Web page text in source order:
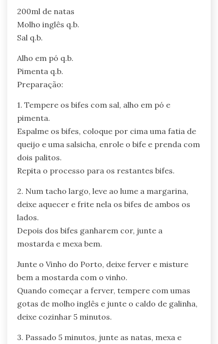
200ml de natas
Molho inglês q.b.
Sal q.b.
Alho em pó q.b.
Pimenta q.b.
Preparação:
1. Tempere os bifes com sal, alho em pó e
pimenta.
Espalme os bifes, coloque por cima uma fatia de
queijo e uma salsicha, enrole o bife e prenda com
dois palitos.
Repita o processo para os restantes bifes.
2. Num tacho largo, leve ao lume a margarina,
deixe aquecer e frite nela os bifes de ambos os
lados.
Depois dos bifes ganharem cor, junte a
mostarda e mexa bem.
Junte o Vinho do Porto, deixe ferver e misture
bem a mostarda com o vinho.
Quando começar a ferver, tempere com umas
gotas de molho inglês e junte o caldo de galinha,
deixe cozinhar 5 minutos.
3. Passado 5 minutos, junte as natas, mexa e